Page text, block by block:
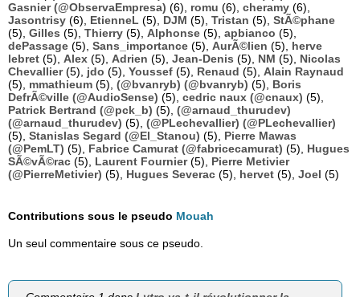
Gasnier (@ObservaEmpresa) (6), romu (6), cheramy (6),
Jasontrisy (6), EtienneL (5), DJM (5), Tristan (5), StÃ©phane
(5), Gilles (5), Thierry (5), Alphonse (5), apbianco (5),
dePassage (5), Sans_importance (5), AurÃ©lien (5), herve
lebret (5), Alex (5), Adrien (5), Jean-Denis (5), NM (5), Nicolas
Chevallier(5), jdo (5), Youssef (5), Renaud (5), Alain Raynaud
(5), mmathieum (5), (@bvanryb) (@bvanryb) (5), Boris
DefrÃ©ville (@AudioSense) (5), cedric naux (@cnaux) (5),
Patrick Bertrand (@pck_b) (5), (@arnaud_thurudev)
(@arnaud_thurudev) (5), (@PLechevallier) (@PLechevallier)
(5), Stanislas Segard (@El_Stanou) (5), Pierre Mawas
(@PemLT) (5), Fabrice Camurat (@fabricecamurat) (5), Hugues
SÃ©vÃ©rac (5), Laurent Fournier(5), Pierre Metivier
(@PierreMetivier) (5), Hugues Severac (5), hervet (5), Joel (5)
Contributions sous le pseudo Mouah
Un seul commentaire sous ce pseudo.